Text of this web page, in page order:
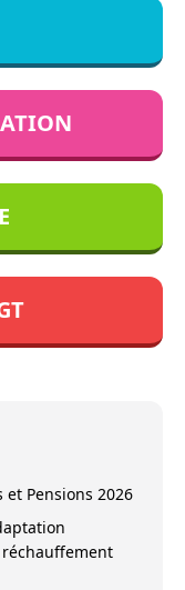
Pensions 2026